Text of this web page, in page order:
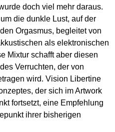
doch viel mehr daraus.
die dunkle Lust, auf der
Orgasmus, begleitet von
als elektronischen
Mixtur schafft aber diesen
Verruchten, der von
wird. Vision Libertine
der sich im Artwork
fortsetzt, eine Empfehlung
ihrer bisherigen